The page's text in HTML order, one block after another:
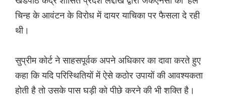
चिन्ह के आवंटन के विरोध में दायर याचिका पर फैसला दे रही
थी।
सुप्रीम कोर्ट ने साहसपूर्वक अपने अधिकार का दावा करते हुए
कहा कि यदि परिस्थितियों में ऐसे कठोर उपायों की आवश्यकता
होती है तो उसके पास घड़ी को पीछे करने की भी शक्ति है।